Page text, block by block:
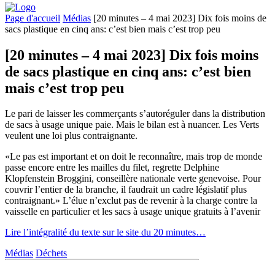
Page d'accueil Médias [20 minutes – 4 mai 2023] Dix fois moins de
sacs plastique en cinq ans: c’est bien mais c’est trop peu
[20 minutes – 4 mai 2023] Dix fois moins
de sacs plastique en cinq ans: c’est bien
mais c’est trop peu
Le pari de laisser les commerçants s’autoréguler dans la distribution
de sacs à usage unique paie. Mais le bilan est à nuancer. Les Verts
veulent une loi plus contraignante.
«Le pas est important et on doit le reconnaître, mais trop de monde
passe encore entre les mailles du filet, regrette Delphine
Klopfenstein Broggini, conseillère nationale verte genevoise. Pour
couvrir l’entier de la branche, il faudrait un cadre législatif plus
contraignant.» L’élue n’exclut pas de revenir à la charge contre la
vaisselle en particulier et les sacs à usage unique gratuits à l’avenir
Lire l’intégralité du texte sur le site du 20 minutes…
Médias Déchets